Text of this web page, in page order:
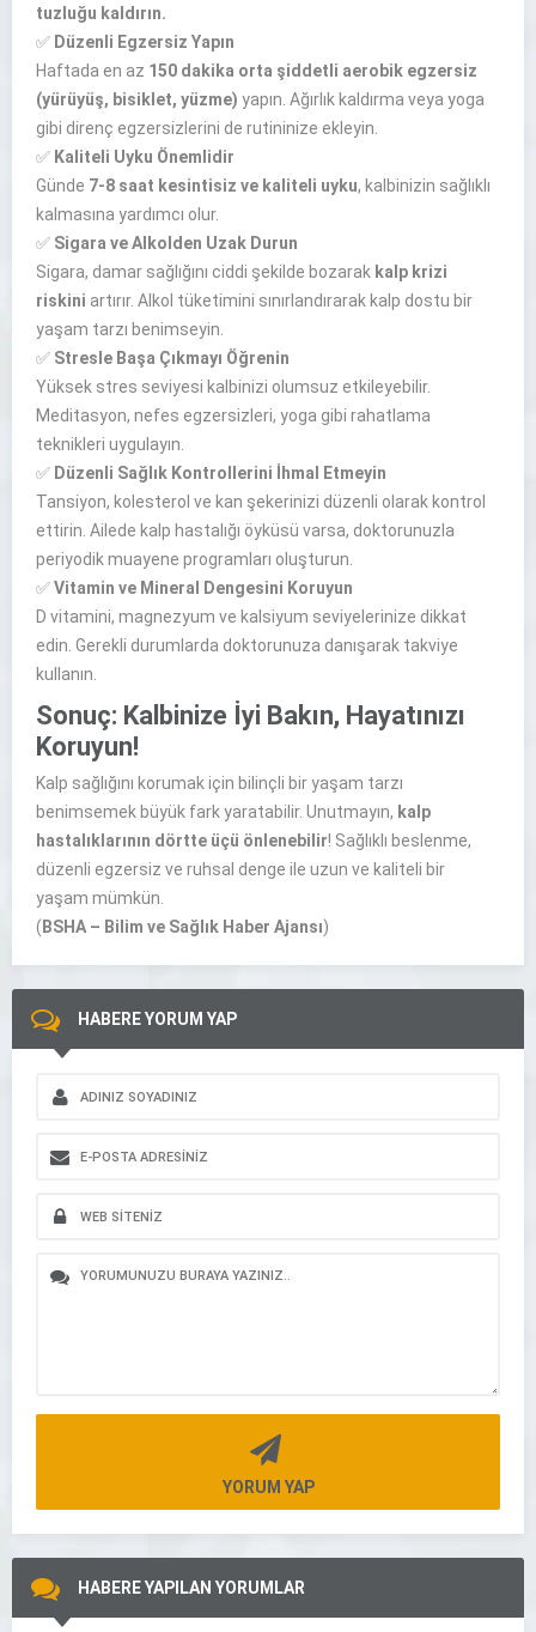
tuzluğu kaldırın.
✅ Düzenli Egzersiz Yapın
Haftada en az 150 dakika orta şiddetli aerobik egzersiz
(yürüyüş, bisiklet, yüzme) yapın. Ağırlık kaldırma veya yoga
gibi direnç egzersizlerini de rutininize ekleyin.
✅ Kaliteli Uyku Önemlidir
Günde 7-8 saat kesintisiz ve kaliteli uyku, kalbinizin sağlıklı
kalmasına yardımcı olur.
✅ Sigara ve Alkolden Uzak Durun
Sigara, damar sağlığını ciddi şekilde bozarak kalp krizi
riskini artırır. Alkol tüketimini sınırlandırarak kalp dostu bir
yaşam tarzı benimseyin.
✅ Stresle Başa Çıkmayı Öğrenin
Yüksek stres seviyesi kalbinizi olumsuz etkileyebilir.
Meditasyon, nefes egzersizleri, yoga gibi rahatlama
teknikleri uygulayın.
✅ Düzenli Sağlık Kontrollerini İhmal Etmeyin
Tansiyon, kolesterol ve kan şekerinizi düzenli olarak kontrol
ettirin. Ailede kalp hastalığı öyküsü varsa, doktorunuzla
periyodik muayene programları oluşturun.
✅Vitamin ve Mineral Dengesini Koruyun
D vitamini, magnezyum ve kalsiyum seviyelerinize dikkat
edin. Gerekli durumlarda doktorunuza danışarak takviye
kullanın.
Sonuç: Kalbinize İyi Bakın, Hayatınızı
Koruyun!
Kalp sağlığını korumak için bilinçli bir yaşam tarzı
benimsemek büyük fark yaratabilir. Unutmayın, kalp
hastalıklarının dörtte üçü önlenebilir! Sağlıklı beslenme,
düzenli egzersiz ve ruhsal denge ile uzun ve kaliteli bir
yaşam mümkün.
( BSHA – Bilim ve Sağlık Haber Ajansı)
HABERE YORUM YAP
YORUM YAP
HABERE YAPILAN YORUMLAR